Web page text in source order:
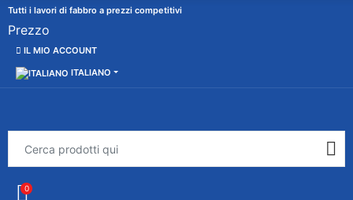
Tutti i lavori di fabbro a prezzi competitivi
Prezzo
IL MIO ACCOUNT
ITALIANO
0